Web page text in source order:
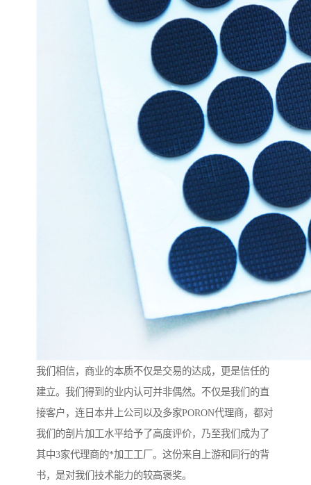
我们相信，商业的本质不仅是交易的达成，更是信任的
建立。我们得到的业内认可并非偶然。不仅是我们的直
接客户，连日本井上公司以及多家PORON代理商，都对
我们的剖片加工水平给予了高度评价，乃至我们成为了
其中3家代理商的*加工工厂。这份来自上游和同行的背
书，是对我们技术能力的较高褒奖。